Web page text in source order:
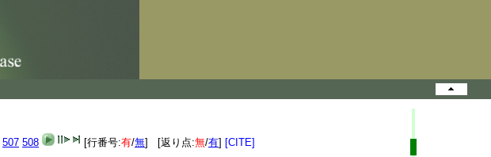
507 508 [行番号:有/無] [返り点:無/有] [CITE]